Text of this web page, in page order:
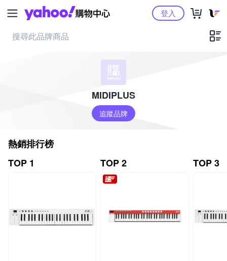
Yahoo購物中心登入
MIDIPLUS
追蹤品牌
熱銷排行榜
TOP 1
TOP 2 TOP 3